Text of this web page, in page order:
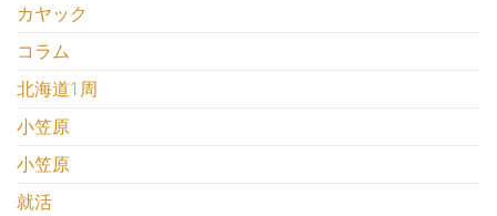
カヤック
コラム
北海道1周
小笠原
小笠原
就活